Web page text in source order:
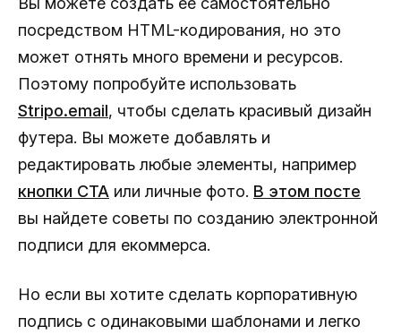
посредством HTML-кодирования, но это
может отнять много времени и ресурсов.
Поэтому попробуйте использовать
Stripo.email, чтобы сделать красивый дизайн
футера. Вы можете добавлять и
редактировать любые элементы, например
кнопки CTA или личные фото. В этом посте
вы найдете советы по созданию электронной
подписи для екоммерса.
Но если вы хотите сделать корпоративную
подпись с одинаковыми шаблонами и легко